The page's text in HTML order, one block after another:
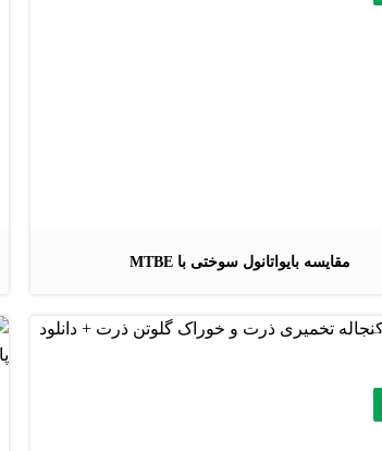
مقایسه بایواتانول سوختی با MTBE